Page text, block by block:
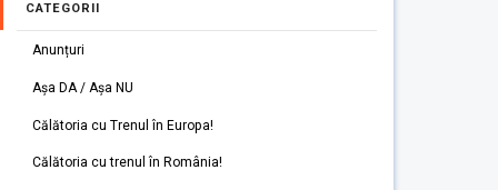
CATEGORII
Anunțuri
Așa DA / Așa NU
Călătoria cu Trenul în Europa!
Călătoria cu trenul în România!